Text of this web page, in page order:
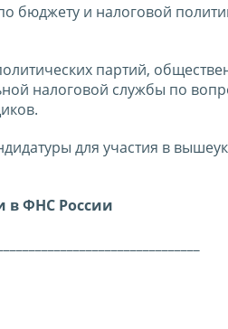
и налоговой
партий,
налоговой службы по
для участия в
в ФНС России